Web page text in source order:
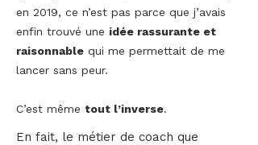
en 2019, ce n’est pas parce que j’avais
enfin trouvé une idée rassurante et
raisonnable qui me permettait de me
lancer sans peur.
C’est même tout l’inverse.
En fait, le métier de coach que